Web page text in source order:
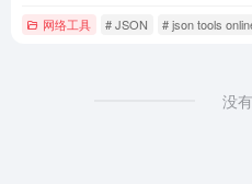
网络工具 # JSON # json tools
没